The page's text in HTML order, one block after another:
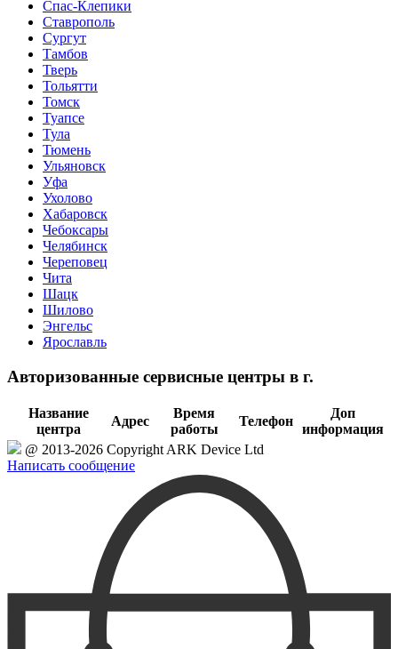
Спас-Клепики
Ставрополь
Сургут
Тамбов
Тверь
Тольятти
Томск
Туапсе
Тула
Тюмень
Ульяновск
Уфа
Ухолово
Хабаровск
Чебоксары
Челябинск
Череповец
Чита
Шацк
Шилово
Энгельс
Ярославль
Авторизованные сервисные центры в г.
Название
центра
Адрес
Время
работы
Телефон
Доп
информация
@ 2013-2026 Copyright ARK Device Ltd
Написать сообщение